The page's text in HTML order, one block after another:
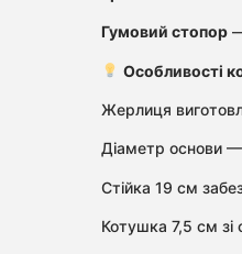
Гумовий стопор
Особливості
Жерлиця
Діаметр основи —
Стійка 19 см
Котушка 7,5 см зі